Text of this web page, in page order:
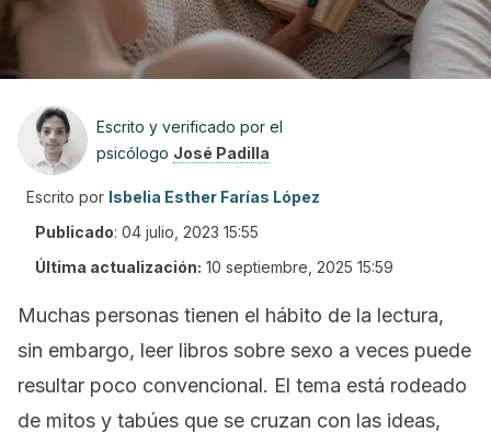
Escrito y verificado por el
psicólogo José Padilla
Escrito por Isbelia Esther Farías López
Publicado: 04 julio, 2023 15:55
Última actualización: 10 septiembre, 2025 15:59
Muchas personas tienen el hábito de la lectura,
sin embargo, leer libros sobre sexo a veces puede
resultar poco convencional. El tema está rodeado
de mitos y tabúes que se cruzan con las ideas,